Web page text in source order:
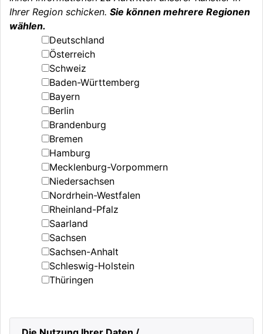
Ihrer Region schicken. Sie können mehrere Regionen
wählen.
Deutschland
Österreich
Schweiz
Baden-Württemberg
Bayern
Berlin
Brandenburg
Bremen
Hamburg
Mecklenburg-Vorpommern
Niedersachsen
Nordrhein-Westfalen
Rheinland-Pfalz
Saarland
Sachsen
Sachsen-Anhalt
Schleswig-Holstein
Thüringen